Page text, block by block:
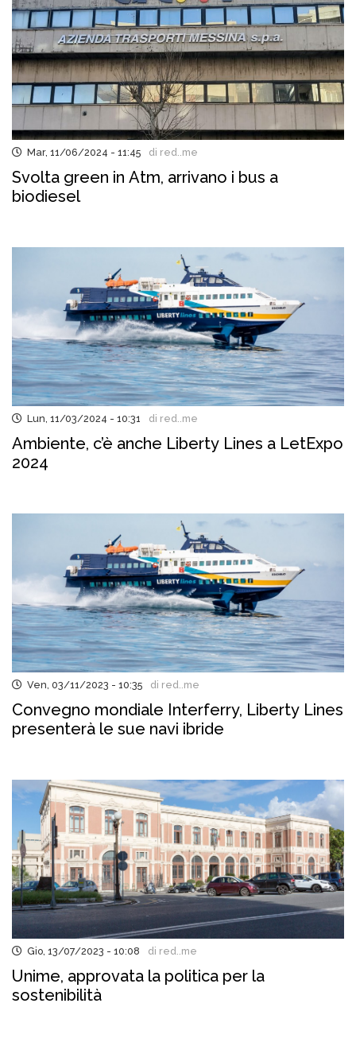
Mar, 11/06/2024 - 11:45 di red..me
Svolta green in Atm, arrivano i bus a
biodiesel
Lun, 11/03/2024 - 10:31 di red..me
Ambiente, c’è anche Liberty Lines a LetExpo
2024
Ven, 03/11/2023 - 10:35 di red..me
Convegno mondiale Interferry, Liberty Lines
presenterà le sue navi ibride
Gio, 13/07/2023 - 10:08 di red..me
Unime, approvata la politica per la
sostenibilità